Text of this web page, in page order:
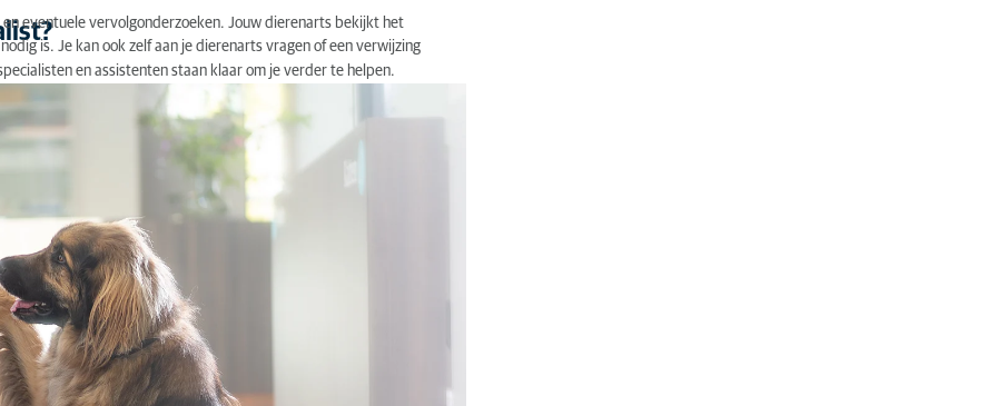
eventuele vervolgonderzoeken. Jouw dierenarts bekijkt het
is. Je kan ook zelf aan je dierenarts vragen of een verwijzing
en assistenten staan klaar om je verder te helpen.